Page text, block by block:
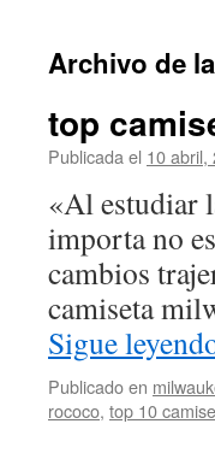
contenido
Archivo de
top
Publicada el 10 abril,
«Al estudiar
importa no
cambios
camiseta
Sigue
Publicado en
rococo, top 10